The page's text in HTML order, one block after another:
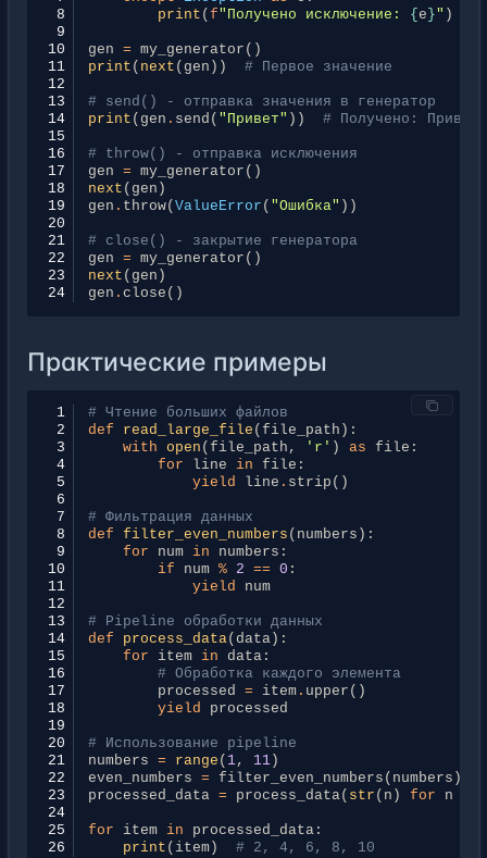
8
print (f"Получено исключение: {e}" )
9
10
gen = my_generator ()
11
print ( next ( gen ))
# Первое значение
12
13
# send() - отправка значения в генератор
14
print ( gen . send ( "Привет" ))
# Получено: Привет
15
16
# throw() - отправка исключения
17
gen = my_generator ()
18
next ( gen )
19
gen . throw(ValueError ( "Ошибка" ))
20
21
# close() - закрытие генератора
22
gen = my_generator ()
23
next ( gen )
24
gen . close ()
Практические примеры
1
# Чтение больших файлов
2
def read_large_file ( file_path ):
3
with open ( file_path , 'r' ) as file :
4
for line in file :
5
yield line . strip ()
6
7
# Фильтрация данных
8
def filter_even_numbers ( numbers ):
9
for num in numbers :
10
if num % 2 == 0 :
11
yield
num
12
13
# Pipeline обработки данных
14
def process_data( data):
15
for item in data:
16
# Обработка каждого элемента
17
processed = item. upper ()
18
yield
processed
19
20
# Использование pipeline
21
numbers = range ( 1, 11)
22
even_numbers = filter_even_numbers ( numbers )
23
processed_data = process_data( str ( n ) for n
24
25
for item in processed_data:
26
print ( item) # 2, 4, 6, 8, 10